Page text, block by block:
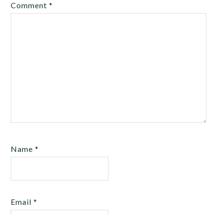
Comment*
Name*
Email*